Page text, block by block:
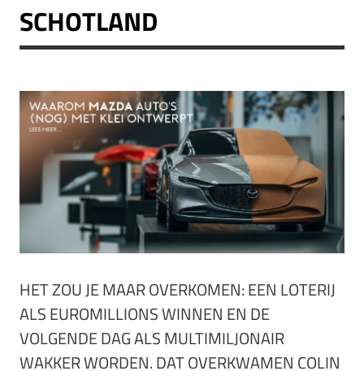
SCHOTLAND
HET ZOU JE MAAR OVERKOMEN: EEN LOTERIJ
ALS EUROMILLIONS WINNEN EN DE
VOLGENDE DAG ALS MULTIMILJONAIR
WAKKER WORDEN. DAT OVERKWAMEN COLIN